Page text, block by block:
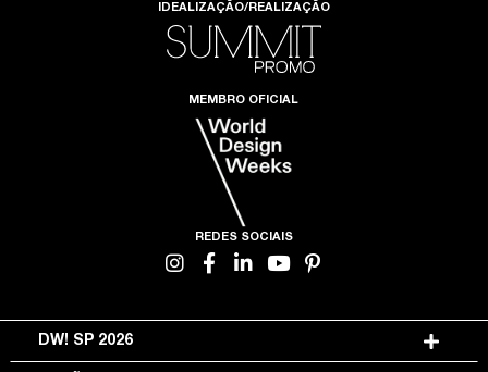
IDEALIZAÇÃO/REALIZAÇÃO
MEMBRO OFICIAL
REDES SOCIAIS
DW! SP 2026